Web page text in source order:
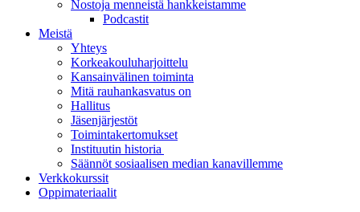
Nostoja menneistä hankkeistamme
Podcastit
Meistä
Yhteys
Korkeakouluharjoittelu
Kansainvälinen toiminta
Mitä rauhankasvatus on
Hallitus
Jäsenjärjestöt
Toimintakertomukset
Instituutin historia
Säännöt sosiaalisen median kanavillemme
Verkkokurssit
Oppimateriaalit